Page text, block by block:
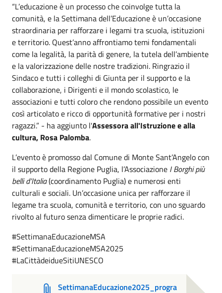
“L’educazione è un processo che coinvolge tutta la
comunità, e la Settimana dell’Educazione è un’occasione
straordinaria per rafforzare i legami tra scuola, istituzioni
e territorio. Quest’anno affrontiamo temi fondamentali
come la legalità, la parità di genere, la tutela dell’ambiente
e la valorizzazione delle nostre tradizioni. Ringrazio il
Sindaco e tutti i colleghi di Giunta per il supporto e la
collaborazione, i Dirigenti e il mondo scolastico, le
associazioni e tutti coloro che rendono possibile un evento
così articolato e ricco di opportunità formative per i nostri
ragazzi.” - ha aggiunto l'Assessora all'Istruzione e alla
cultura, Rosa Palomba.
L’evento è promosso dal Comune di Monte Sant’Angelo con
il supporto della Regione Puglia, l’Associazione I Borghi più
belli d’Italia(coordinamento Puglia) e numerosi enti
culturali e sociali. Un’occasione unica per rafforzare il
legame tra scuola, comunità e territorio, con uno sguardo
rivolto al futuro senza dimenticare le proprie radici.
#SettimanaEducazioneMSA
#SettimanaEducazioneMSA2025
#LaCittàdeidueSitiUNESCO
SettimanaEducazione2025_progra